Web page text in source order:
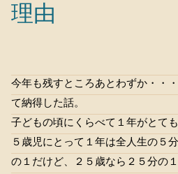
理由
今年も残すところあとわずか・・
て納得した話。
子どもの頃にくらべて１年がとて
５歳児にとって１年は全人生の５
の１だけど、２５歳なら２５分の